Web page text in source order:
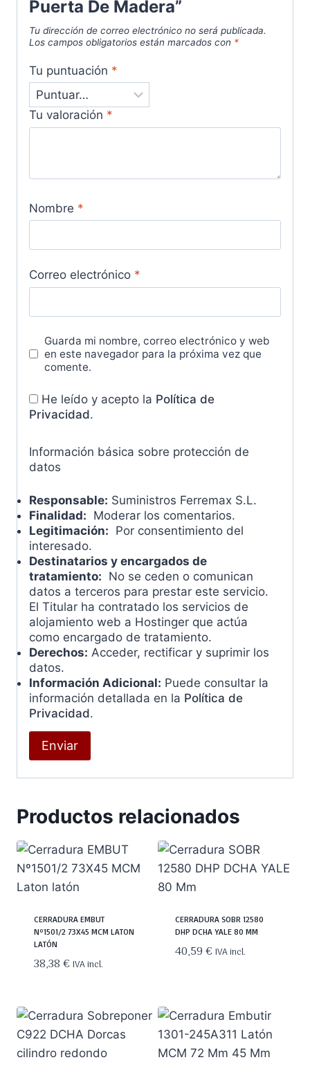
Puerta De Madera”
Tu dirección de correo electrónico no será publicada.
Los campos obligatorios están marcados con *
Tu puntuación *
Tu valoración *
Nombre *
Correo electrónico *
Guarda mi nombre, correo electrónico y web
en este navegador para la próxima vez que
comente.
He leído y acepto la Política de
Privacidad.
Información básica sobre protección de
datos
Responsable: Suministros Ferremax S.L.
Finalidad: Moderar los comentarios.
Legitimación: Por consentimiento del
interesado.
Destinatarios y encargados de
tratamiento: No se ceden o comunican
datos a terceros para prestar este servicio.
El Titular ha contratado los servicios de
alojamiento web a Hostinger que actúa
como encargado de tratamiento.
Derechos: Acceder, rectificar y suprimir los
datos.
Información Adicional: Puede consultar la
información detallada en la Política de
Privacidad.
Productos relacionados
CERRADURA EMBUT
Nº1501/2 73X45 MCM LATON
LATÓN
38,38€ IVA incl.
CERRADURA SOBR 12580
DHP DCHA YALE 80 MM
40,59€ IVA incl.